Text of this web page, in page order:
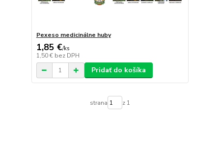
Pexeso medicinálne huby
1,85 €/ks
1,50 € bez DPH
Pridať do košíka
strana z 1